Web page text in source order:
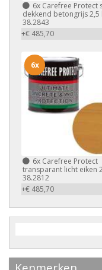
6x Carefree Protect
dekkend betongrijs 2,5
38.2843
+€ 485,70
6x Carefree Protect
transparant licht eiken
38.2812
+€ 485,70
6x